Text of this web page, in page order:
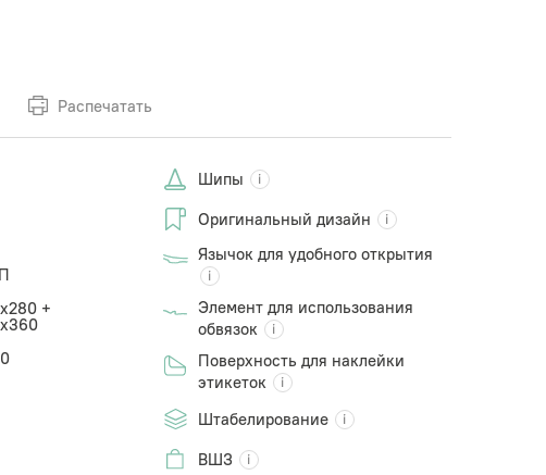
Распечатать
+
Шипы
Оригинальный дизайн
Язычок для удобного открытия
Элемент для использования
обвязок
Поверхность для наклейки
этикеток
Штабелирование
ВШЗ